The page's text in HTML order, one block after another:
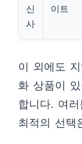
신
사
이트
이 외에도
화 상품이
합니다. 여
최적의 선택